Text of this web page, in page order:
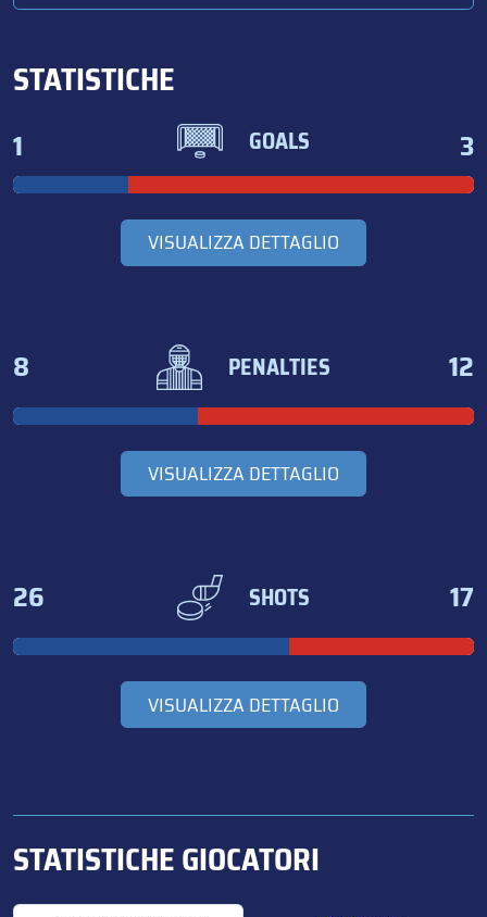
STATISTICHE
1 GOALS 3
VISUALIZZA DETTAGLIO
8 PENALTIES 12
VISUALIZZA DETTAGLIO
26 SHOTS 17
VISUALIZZA DETTAGLIO
STATISTICHE GIOCATORI